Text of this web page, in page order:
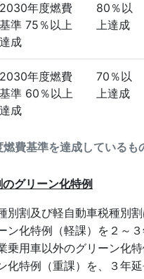
2030年度燃費
基準 75％以上
達成
80％以
上達成
2030年度燃費
基準 60％以上
達成
70％以
上達成
費基準を達成しているも
グリーン化特例
別割及び軽自動車税種別
ン化特例（軽課）を２～３
乗用車以外のグリーン化
化特例（重課）を、３年延